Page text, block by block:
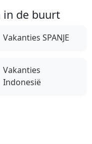
in de buurt
Vakanties SPANJE
Vakanties
Indonesië